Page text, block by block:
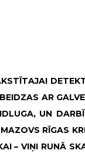
AR
UN
RĪGAS
– VIŅI RUNĀ